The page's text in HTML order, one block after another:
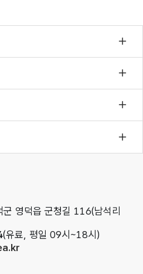
영덕읍 군청길 116(남석리
(유료, 평일 09시~18시)